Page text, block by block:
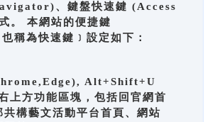
、鍵盤快速鍵 (Access
。 本網站的便捷鍵
稱為快速鍵﹞設定如下：
Alt+Shift+U
方功能區塊，包括回官網首
共構藝文活動平台首頁、網站